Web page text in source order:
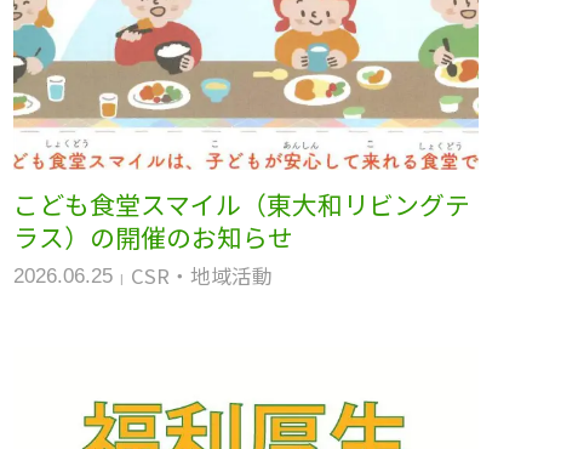
こども食堂スマイル（東大和リビングテ
ラス）の開催のお知らせ
2026.06.25 CSR・地域活動